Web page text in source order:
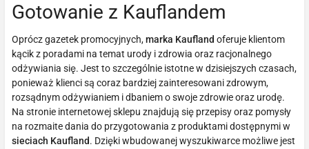
Gotowanie z Kauflandem
Oprócz gazetek promocyjnych,marka Kaufland oferuje klientom
kącik z poradami na temat urody i zdrowia oraz racjonalnego
odżywiania się. Jest to szczególnie istotne w dzisiejszych czasach,
ponieważ klienci są coraz bardziej zainteresowani zdrowym,
rozsądnym odżywianiem i dbaniem o swoje zdrowie oraz urodę.
Na stronie internetowej sklepu znajdują się przepisy oraz pomysły
na rozmaite dania do przygotowania z produktami dostępnymi w
sieciach Kaufland. Dzięki wbudowanej wyszukiwarce możliwe jest